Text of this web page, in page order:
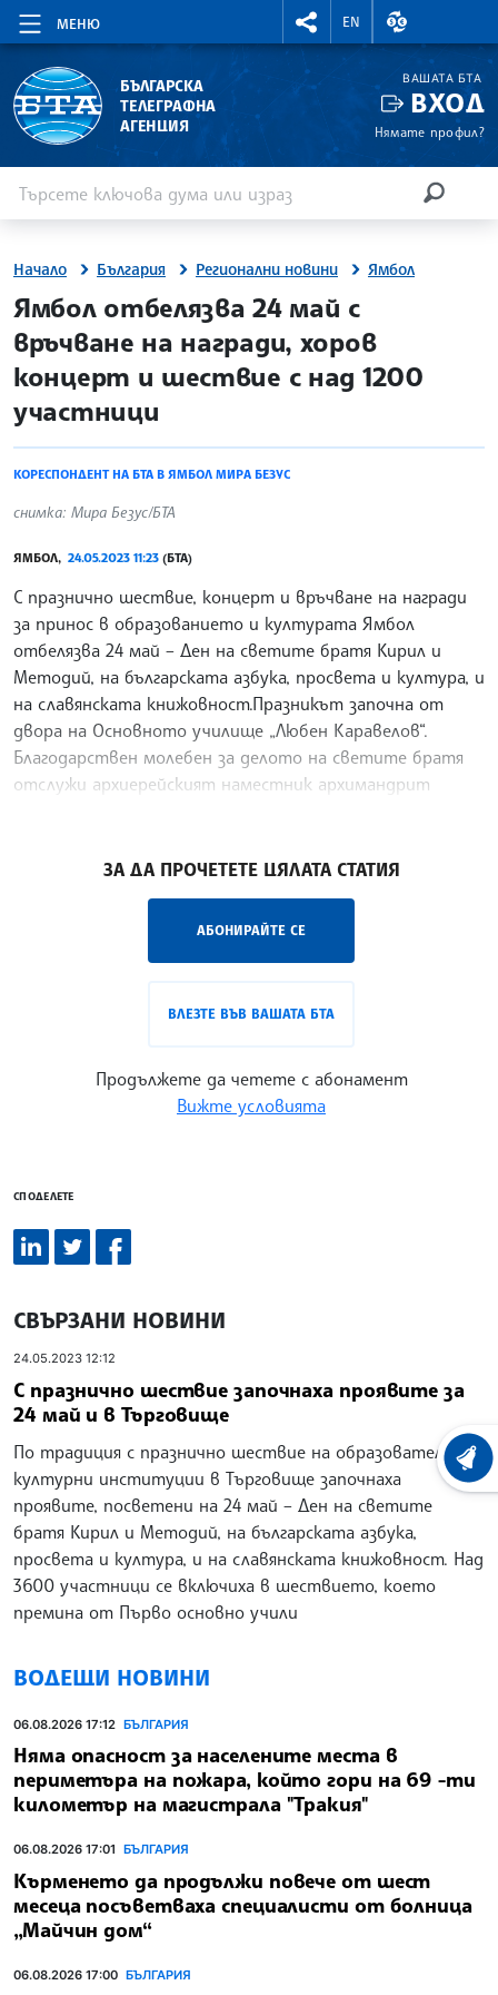
МЕНЮ
RIGHTMENU.SOCIAL
EN
ВАЛУТНИ
БЪЛГАРСКА
ТЕЛЕГРАФНА
АГЕНЦИЯ
ВАШАТА БТА
ВХОД
Нямате профил?
Начало България Регионални новини Ямбол
site.bta
Ямбол отбелязва 24 май с
връчване на награди, хоров
концерт и шествие с над 1200
участници
КОРЕСПОНДЕНТ НА БТА В ЯМБОЛ МИРА БЕЗУС
снимка: Мира Безус/БТА
ЯМБОЛ, 24.05.2023 11:23 (БТА)
С празнично шествие, концерт и връчване на награди
за принос в образованието и културата Ямбол
отбелязва 24 май – Ден на светите братя Кирил и
Методий, на българската азбука, просвета и култура, и
на славянската книжовност.Празникът започна от
двора на Основното училище „Любен Каравелов“.
Благодарствен молебен за делото на светите братя
отслужи архиерейският наместник архимандрит
ЗА ДА ПРОЧЕТЕТЕ ЦЯЛАТА СТАТИЯ
АБОНИРАЙТЕ СЕ
ВЛЕЗТЕ ВЪВ ВАШАТА БТА
Продължете да четете с абонамент
Вижте условията
СПОДЕЛЕТЕ
СВЪРЗАНИ НОВИНИ
24.05.2023 12:12
С празнично шествие започнаха проявите за
24 май и в Търговище
По традиция с празнично шествие на образователни и
културни институции в Търговище започнаха
проявите, посветени на 24 май – Ден на светите
братя Кирил и Методий, на българската азбука,
просвета и култура, и на славянската книжовност. Над
3600 участници се включиха в шествието, което
премина от Първо основно учили
ВОДЕЩИ НОВИНИ
06.08.2026 17:12 БЪЛГАРИЯ
Няма опасност за населените места в
периметъра на пожара, който гори на 69 -ти
километър на магистрала "Тракия"
06.08.2026 17:01 БЪЛГАРИЯ
Кърменето да продължи повече от шест
месеца посъветваха специалисти от болница
„Майчин дом“
06.08.2026 17:00 БЪЛГАРИЯ